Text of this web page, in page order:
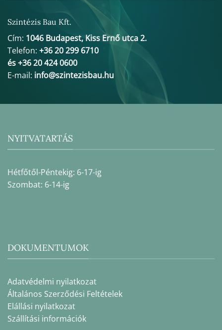
Szintézis Bau Kft.
Cím: 1046 Budapest, Kiss Ernő utca 2.
Telefon: +36 20 299 6710
és +36 20 424 0600
E-mail: info@szintezisbau.hu
NYITVATARTÁS
Hétfőtől-Péntekig: 6-17-ig
Szombat: 6-14-ig
DOKUMENTUMOK
Adatvédelmi nyilatkozat
Általános Szerződési Feltételek
Elállási nyilatkozat
Szállítási információk